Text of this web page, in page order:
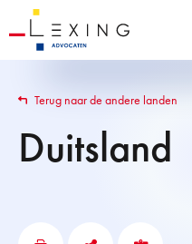
Terug naar de andere landen
Duitsland